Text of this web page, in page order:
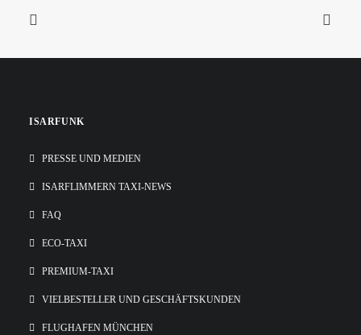
ISARFUNK
PRESSE UND MEDIEN
ISARFLIMMERN TAXI-NEWS
FAQ
ECO-TAXI
PREMIUM-TAXI
VIELBESTELLER UND GESCHÄFTSKUNDEN
FLUGHAFEN MÜNCHEN